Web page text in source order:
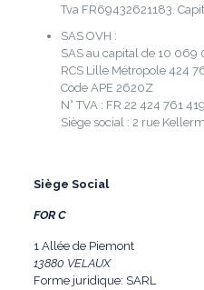
Tva FR69432621183.
SAS OVH :
SAS au capital de 10 069
RCS Lille Métropole 424
Code APE 2620Z
N° TVA : FR 22 424 761 419
Siège social : 2 rue
Siège Social
FOR C
1 Allée de Piemont
13880 VELAUX
Forme juridique: SARL